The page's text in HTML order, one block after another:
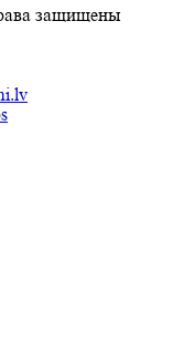
защищены